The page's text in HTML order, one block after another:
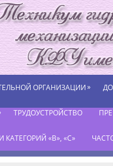
ОРГАНИЗАЦИИ»
ТРУДОУСТРОЙСТВО
«В», «С»